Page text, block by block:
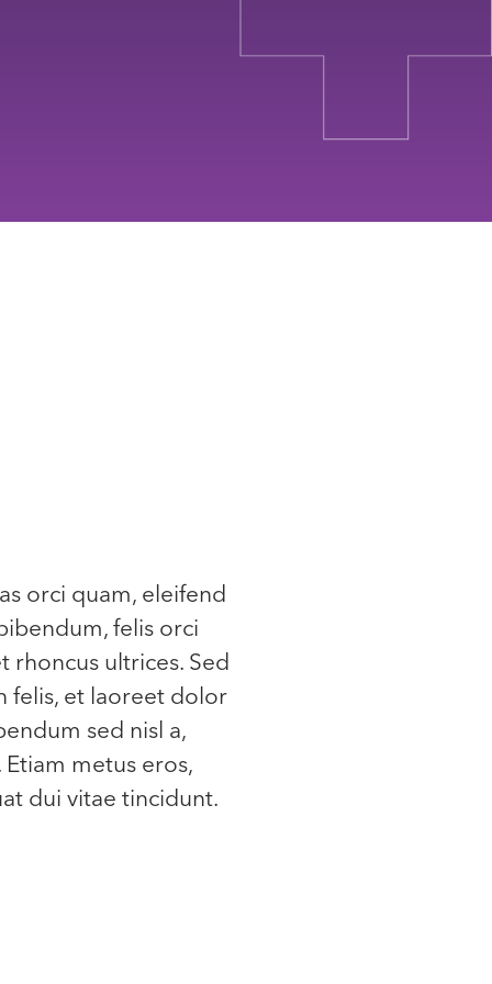
orci quam, eleifend
felis orci
rhoncus ultrices. Sed
felis, et laoreet dolor
sed nisl a,
metus eros,
dui vitae tincidunt.